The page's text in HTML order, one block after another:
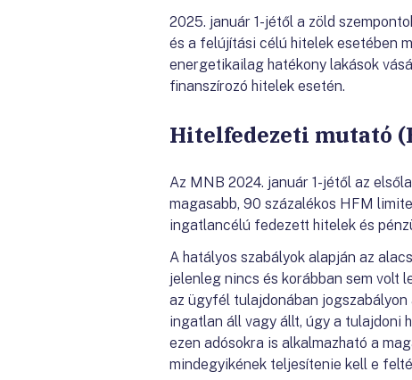
2025. január 1-jétől a zöld
és a felújítási célú hitelek esetében
energetikailag hatékony lakások
finanszírozó hitelek esetén.
Hitelfedezeti mutató
Az MNB 2024. január 1-jétől az
magasabb, 90 százalékos HFM
ingatlancélú fedezett hitelek és
A hatályos szabályok alapján az
jelenleg nincs és korábban sem volt
az ügyfél tulajdonában
ingatlan áll vagy állt, úgy a tulajdoni
ezen adósokra is alkalmazható a
mindegyikének teljesítenie kell e